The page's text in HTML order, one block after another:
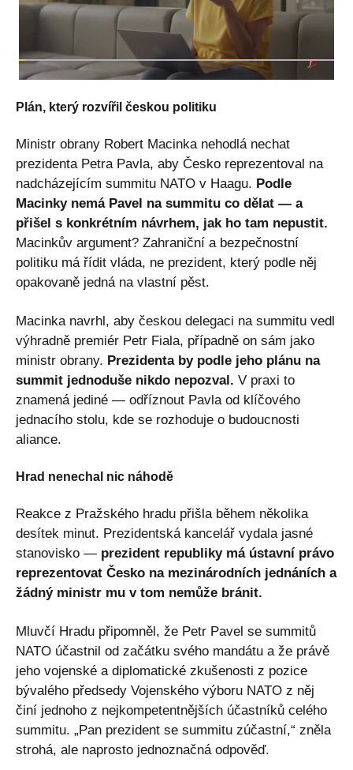
Plán, který rozvířil českou politiku
Ministr obrany Robert Macinka nehodlá nechat
prezidenta Petra Pavla, aby Česko reprezentoval na
nadcházejícím summitu NATO v Haagu. Podle
Macinky nemá Pavel na summitu co dělat — a
přišel s konkrétním návrhem, jak ho tam nepustit.
Macinkův argument? Zahraniční a bezpečnostní
politiku má řídit vláda, ne prezident, který podle něj
opakovaně jedná na vlastní pěst.
Macinka navrhl, aby českou delegaci na summitu vedl
výhradně premiér Petr Fiala, případně on sám jako
ministr obrany. Prezidenta by podle jeho plánu na
summit jednoduše nikdo nepozval. V praxi to
znamená jediné — odříznout Pavla od klíčového
jednacího stolu, kde se rozhoduje o budoucnosti
aliance.
Hrad nenechal nic náhodě
Reakce z Pražského hradu přišla během několika
desítek minut. Prezidentská kancelář vydala jasné
stanovisko — prezident republiky má ústavní právo
reprezentovat Česko na mezinárodních jednáních a
žádný ministr mu v tom nemůže bránit.
Mluvčí Hradu připomněl, že Petr Pavel se summitů
NATO účastnil od začátku svého mandátu a že právě
jeho vojenské a diplomatické zkušenosti z pozice
bývalého předsedy Vojenského výboru NATO z něj
činí jednoho z nejkompetentnějších účastníků celého
summitu. „Pan prezident se summitu zúčastní,“ zněla
strohá, ale naprosto jednoznačná odpověď.